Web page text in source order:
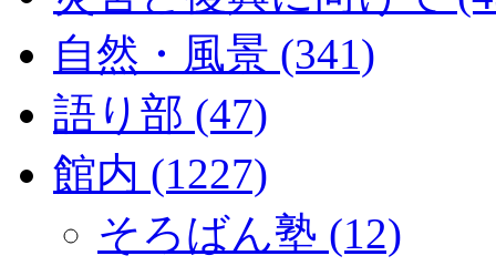
自然・風景 (341)
語り部 (47)
館内 (1227)
そろばん塾 (12)